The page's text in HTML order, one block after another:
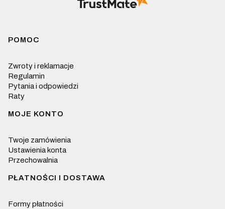
Linki w stopce
POMOC
Zwroty i reklamacje
Regulamin
Pytania i odpowiedzi
Raty
MOJE KONTO
Twoje zamówienia
Ustawienia konta
Przechowalnia
PŁATNOŚCI I DOSTAWA
Formy płatności